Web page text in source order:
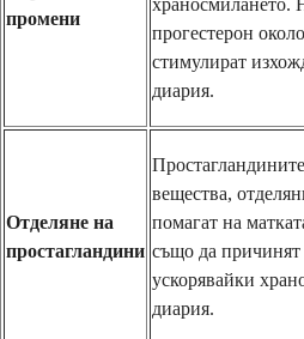
промени
прогестерон
стимулират
диария.
Отделяне на
простагландини
вещества,
помагат на
също да причинят
ускорявайки
диария.